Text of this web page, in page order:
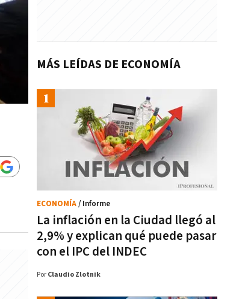
MÁS LEÍDAS DE ECONOMÍA
La inflación en la Ciudad llegó al
2,9% y explican qué puede pasar
con el IPC del INDEC
ECONOMÍA/ Informe
Por Claudio Zlotnik